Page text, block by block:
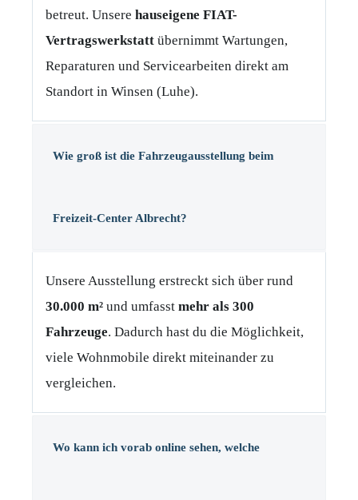
betreut. Unsere hauseigene FIAT-
Vertragswerkstatt übernimmt Wartungen,
Reparaturen und Servicearbeiten direkt am
Standort in Winsen (Luhe).
Wie groß ist die Fahrzeugausstellung beim
Freizeit-Center Albrecht?
Unsere Ausstellung erstreckt sich über rund
30.000 m² und umfasst mehr als 300
Fahrzeuge. Dadurch hast du die Möglichkeit,
viele Wohnmobile direkt miteinander zu
vergleichen.
Wo kann ich vorab online sehen, welche